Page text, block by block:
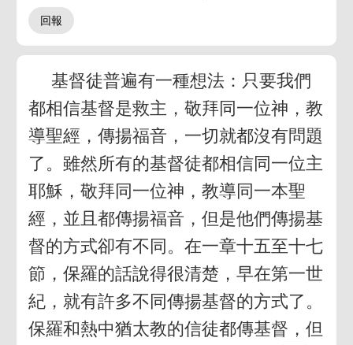
基督徒普遍有一種想法：只要我們
都相信基督是救主，敬拜同一位神，教
導聖經，傳揚福音，一切就都沒有問題
了。雖然所有的基督徒都相信同一位主
耶穌，敬拜同一位神，教導同一本聖
經，並且都傳揚福音，但是他們傳揚基
督的方式卻有不同。在一章十五至十七
節，保羅的話說得很清楚，早在第一世
紀，就有許多不同傳揚基督的方式了。
保羅和熱中猶太教的信徒都傳基督，但